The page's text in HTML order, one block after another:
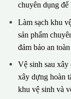
chuyên dụng để
Làm sạch khu
sản phẩm
đảm bảo an
Vệ sinh sau
xây dựng hoàn
khu vệ sinh và